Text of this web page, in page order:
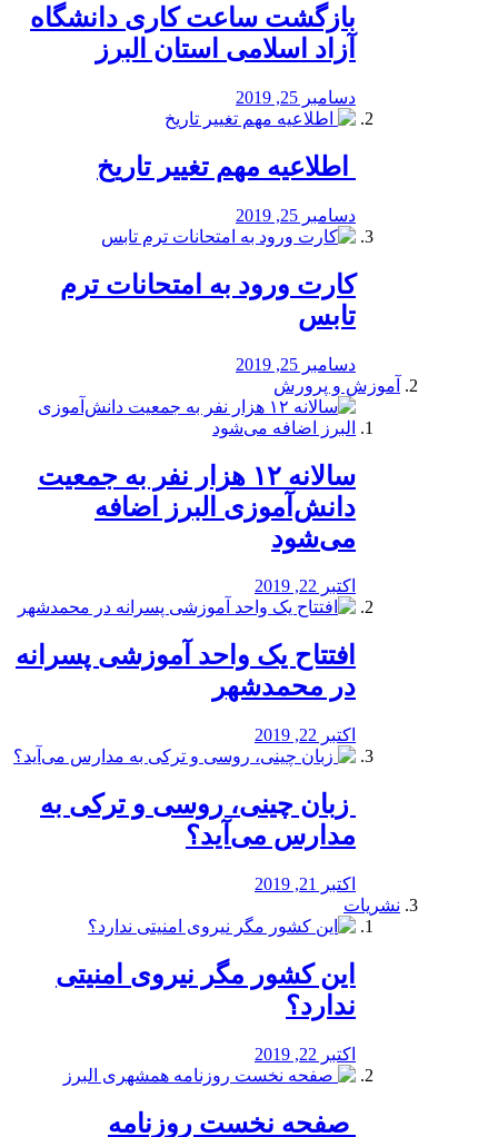
بازگشت ساعت کاری دانشگاه
آزاد اسلامی استان البرز
دسامبر 25, 2019
️ اطلاعیه مهم تغییر تاریخ
دسامبر 25, 2019
کارت ورود به امتحانات ترم
تابس
دسامبر 25, 2019
آموزش و پرورش
️سالانه ۱۲ هزار نفر به جمعیت
دانش‌آموزی البرز اضافه
می‌شود
اکتبر 22, 2019
افتتاح یک واحد آموزشی پسرانه
در محمدشهر
اکتبر 22, 2019
️ زبان چینی، روسی و ترکی به
مدارس می‌آید؟
اکتبر 21, 2019
نشریات
این کشور مگر نیروی امنیتی
ندارد؟
اکتبر 22, 2019
️ صفحه نخست روزنامه‌